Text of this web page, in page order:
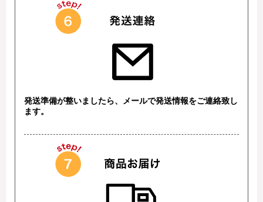
発送準備が整いましたら、メールで発送情報をご連絡致し
ます。